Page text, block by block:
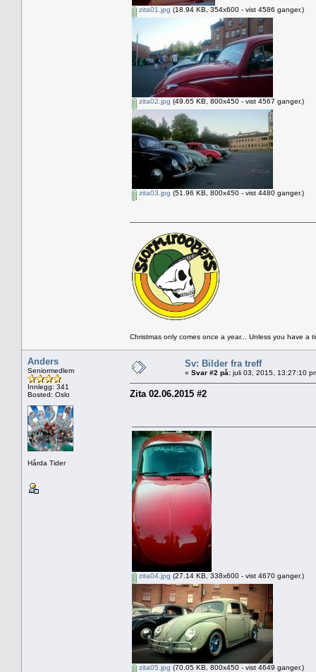
zita01.jpg (18.94 KB, 354x600 - vist 4586 ganger.)
zita02.jpg (49.65 KB, 800x450 - vist 4567 ganger.)
zita03.jpg (51.96 KB, 800x450 - vist 4480 ganger.)
Christmas only comes once a year... Unless you have a
Anders
Seniormedlem
Innlegg: 341
Bosted: Oslo
Hårda Tider
Sv: Bilder fra treff
« Svar #2 på: juli 03, 2015, 13:27:10
Zita 02.06.2015 #2
zita04.jpg (27.14 KB, 338x600 - vist 4670 ganger.)
zita05.jpg (70.05 KB, 800x450 - vist 4649 ganger.)